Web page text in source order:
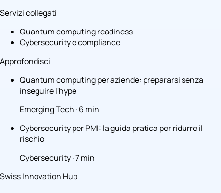
Servizi collegati
Quantum computing readiness
Cybersecurity e compliance
Approfondisci
Quantum computing per aziende: prepararsi senza
inseguire l'hype
Emerging Tech · 6 min
Cybersecurity per PMI: la guida pratica per ridurre il
rischio
Cybersecurity · 7 min
Swiss Innovation Hub